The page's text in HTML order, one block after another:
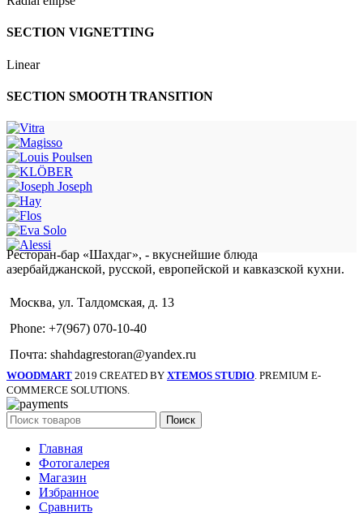
SECTION VIGNETTING
Linear
SECTION SMOOTH TRANSITION
Ресторан-бар «Шахдаг», - вкуснейшие блюда
азербайджанской, русской, европейской и кавказской кухни.
Москва, ул. Талдомская, д. 13
Phone: +7(967) 070-10-40
Почта: shahdagrestoran@yandex.ru
WOODMART 2019 CREATED BY XTEMOS STUDIO. PREMIUM E-
COMMERCE SOLUTIONS.
Поиск
Главная
Фотогалерея
Магазин
Избранное
Сравнить